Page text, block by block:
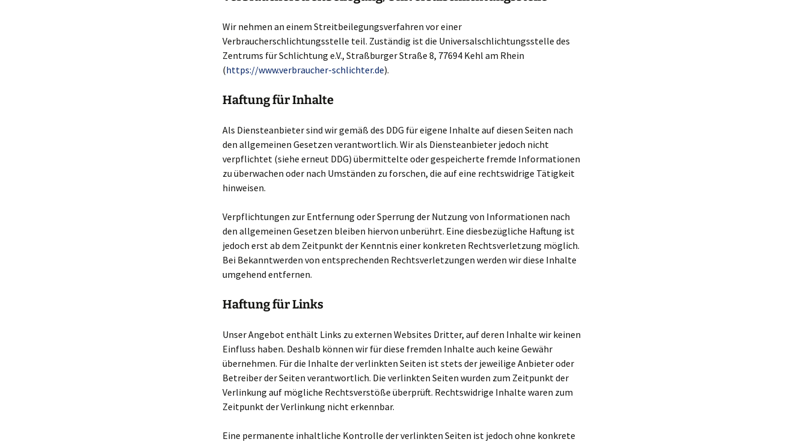
Wir nehmen an einem Streitbeilegungsverfahren vor einer
Verbraucherschlichtungsstelle teil. Zuständig ist die Universalschlichtungsstelle des
Zentrums für Schlichtung e.V., Straßburger Straße 8, 77694 Kehl am Rhein
(https://www.verbraucher-schlichter.de).
Haftung für Inhalte
Als Diensteanbieter sind wir gemäß des DDG für eigene Inhalte auf diesen Seiten nach
den allgemeinen Gesetzen verantwortlich. Wir als Diensteanbieter jedoch nicht
verpflichtet (siehe erneut DDG) übermittelte oder gespeicherte fremde Informationen
zu überwachen oder nach Umständen zu forschen, die auf eine rechtswidrige Tätigkeit
hinweisen.
Verpflichtungen zur Entfernung oder Sperrung der Nutzung von Informationen nach
den allgemeinen Gesetzen bleiben hiervon unberührt. Eine diesbezügliche Haftung ist
jedoch erst ab dem Zeitpunkt der Kenntnis einer konkreten Rechtsverletzung möglich.
Bei Bekanntwerden von entsprechenden Rechtsverletzungen werden wir diese Inhalte
umgehend entfernen.
Haftung für Links
Unser Angebot enthält Links zu externen Websites Dritter, auf deren Inhalte wir keinen
Einfluss haben. Deshalb können wir für diese fremden Inhalte auch keine Gewähr
übernehmen. Für die Inhalte der verlinkten Seiten ist stets der jeweilige Anbieter oder
Betreiber der Seiten verantwortlich. Die verlinkten Seiten wurden zum Zeitpunkt der
Verlinkung auf mögliche Rechtsverstöße überprüft. Rechtswidrige Inhalte waren zum
Zeitpunkt der Verlinkung nicht erkennbar.
Eine permanente inhaltliche Kontrolle der verlinkten Seiten ist jedoch ohne konkrete